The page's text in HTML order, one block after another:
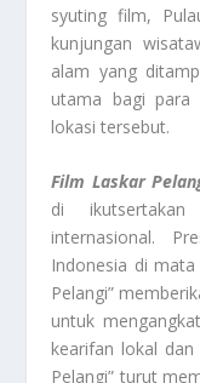
syuting film,
kunjungan
alam yang
utama bagi para
lokasi tersebut.
Film Laskar
di
internasional.
Indonesia di mata
Pelangi”
untuk
kearifan lokal dan
Pelangi” turut